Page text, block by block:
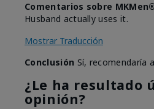
Comentarios sobre
Husband actually uses it.
Mostrar Traducción
Conclusión Sí, recomendaría
¿Le ha resultado
opinión?